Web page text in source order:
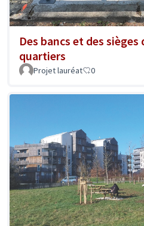
Des bancs et des sièges
quartiers
Projet lauréat 0